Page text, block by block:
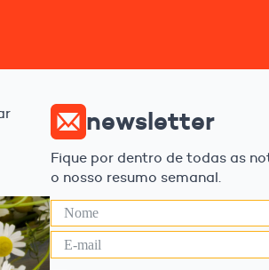
newsletter
Fique por dentro de todas as
o nosso resumo semanal.